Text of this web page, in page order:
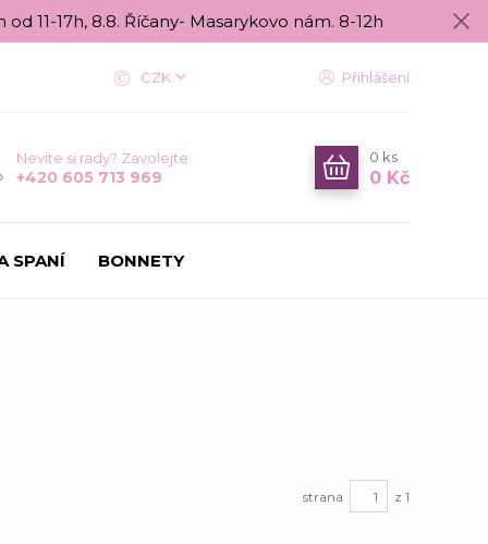
11-17h, 8.8. Říčany- Masarykovo nám. 8-12h
CZK Přihlášení
Nevíte si rady? Zavolejte.
+420 605 713 969
0 ks
0 Kč
SPANÍ BONNETY
strana z 1